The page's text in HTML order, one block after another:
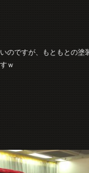
のですが、もともとの塗
ｗ